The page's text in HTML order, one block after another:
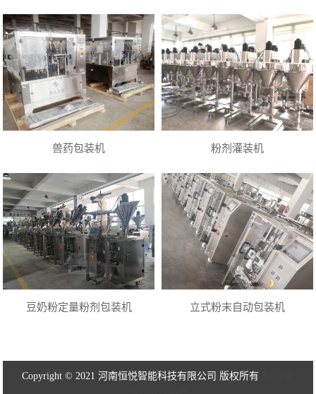
精美包装
兽药包装机 粉剂灌装机
豆奶粉定量粉剂包装机 立式粉末自动包装机
Copyright © 2021 河南恒悦智能科技有限公司 版权所有